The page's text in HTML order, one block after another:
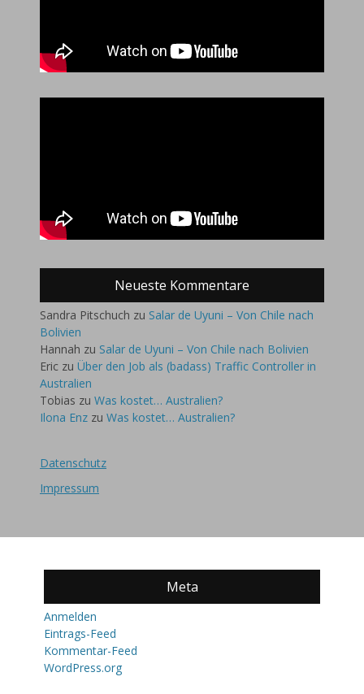
Neueste Kommentare
Sandra Pitschuch zu Salar de Uyuni – Von Chile nach
Bolivien
Hannah zu Salar de Uyuni – Von Chile nach Bolivien
Eric zu Über den Job als (badass) Traffic Controller in
Australien
Tobias zu Was kostet… Australien?
Ilona Enz zu Was kostet… Australien?
Datenschutz
Impressum
Meta
Anmelden
Eintrags-Feed
Kommentar-Feed
WordPress.org